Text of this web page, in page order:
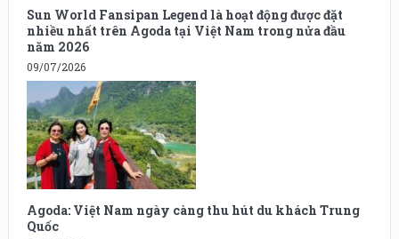
Sun World Fansipan Legend là hoạt động được đặt
nhiều nhất trên Agoda tại Việt Nam trong nửa đầu
năm 2026
09/07/2026
Agoda: Việt Nam ngày càng thu hút du khách Trung
Quốc